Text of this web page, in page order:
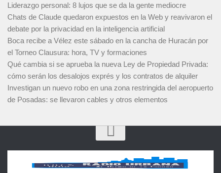
Liderazgo personal: 8 lujos que se da la gente mediocre
Chats de Claude quedaron expuestos en la Web y reavivaron el
debate por la privacidad en la inteligencia artificial
Boca recibe a Vélez este sábado en la cancha de Huracán por
el Torneo Clausura: hora, TV y formaciones
Qué cambia si se aprueba la nueva Ley de Propiedad Privada:
cómo serán los desalojos exprés y los contratos de alquiler
Investigan un nuevo robo en una zona restringida del aeropuerto
de Posadas: se llevaron cables y otros elementos